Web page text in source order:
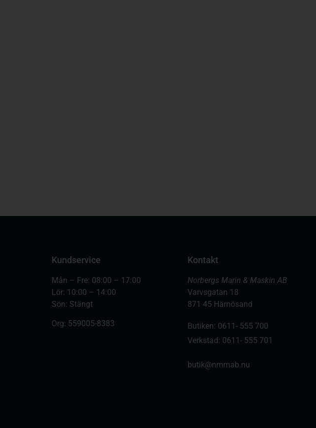
Kundservice
Mån – Fre: 08:00 – 17:00
Lör: 10:00 – 14:00
Sön: Stängt
Org: 559005-8383
Kontakt
Norbergs Marin & Maskin AB
Varvsgatan 18
871 45 Härnösand
Butiken: 0611- 555 700
Verkstad: 0611- 555 701
butik@nmmab.nu